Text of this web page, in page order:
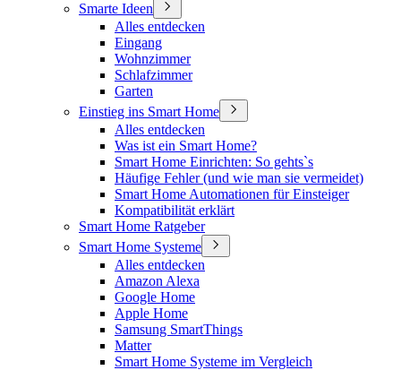
Smarte Ideen
Alles entdecken
Eingang
Wohnzimmer
Schlafzimmer
Garten
Einstieg ins Smart Home
Alles entdecken
Was ist ein Smart Home?
Smart Home Einrichten: So gehts`s
Häufige Fehler (und wie man sie vermeidet)
Smart Home Automationen für Einsteiger
Kompatibilität erklärt
Smart Home Ratgeber
Smart Home Systeme
Alles entdecken
Amazon Alexa
Google Home
Apple Home
Samsung SmartThings
Matter
Smart Home Systeme im Vergleich